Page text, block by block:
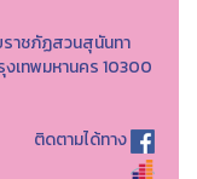
าชภัฏสวนสุนันทา
เทพมหานคร 10300
ติดตามได้ทาง